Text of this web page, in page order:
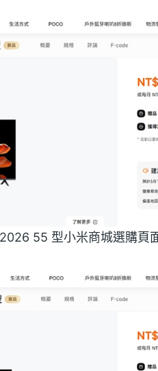
55 型小米商城選購頁